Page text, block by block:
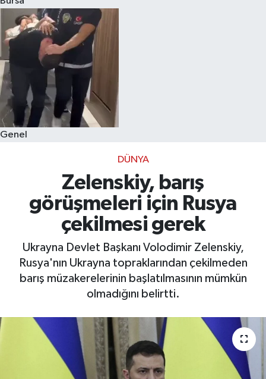
Genel
DÜNYA
Zelenskiy, barış
görüşmeleri için Rusya
çekilmesi gerek
Ukrayna Devlet Başkanı Volodimir Zelenskiy,
Rusya'nın Ukrayna topraklarından çekilmeden
barış müzakerelerinin başlatılmasının mümkün
olmadığını belirtti.
Eğitim
Sağlık
Magazin
Kültür & Sanat
Teknoloji
Genel
Bilim, Teknoloji